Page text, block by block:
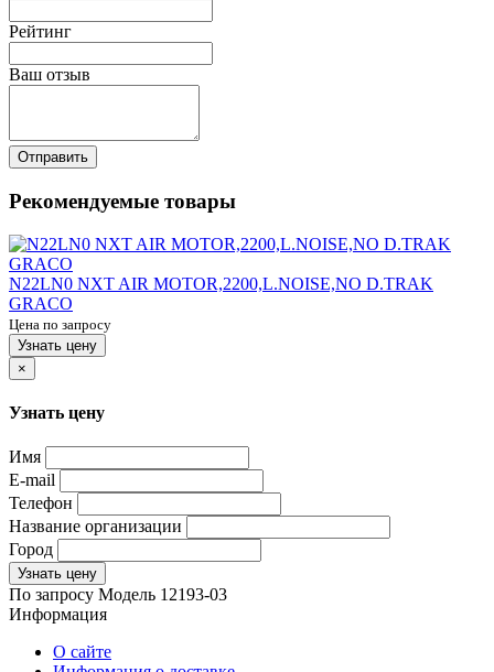
Рейтинг
Ваш отзыв
Отправить
Рекомендуемые товары
N22LN0 NXT AIR MOTOR,2200,L.NOISE,NO D.TRAK
GRACO
Цена по запросу
Узнать цену
×
Узнать цену
Имя
E-mail
Телефон
Название организации
Город
Узнать цену
По запросу Модель 12193-03
Информация
О сайте